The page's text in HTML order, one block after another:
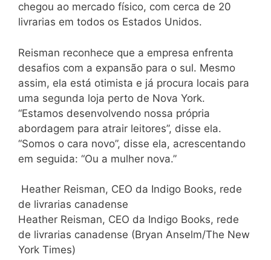
chegou ao mercado físico, com cerca de 20
livrarias em todos os Estados Unidos.
Reisman reconhece que a empresa enfrenta
desafios com a expansão para o sul. Mesmo
assim, ela está otimista e já procura locais para
uma segunda loja perto de Nova York.
“Estamos desenvolvendo nossa própria
abordagem para atrair leitores”, disse ela.
“Somos o cara novo”, disse ela, acrescentando
em seguida: “Ou a mulher nova.”
Heather Reisman, CEO da Indigo Books, rede
de livrarias canadense
Heather Reisman, CEO da Indigo Books, rede
de livrarias canadense (Bryan Anselm/The New
York Times)